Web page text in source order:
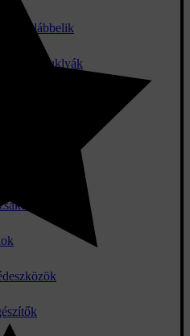
lábbelik
és csuklyák